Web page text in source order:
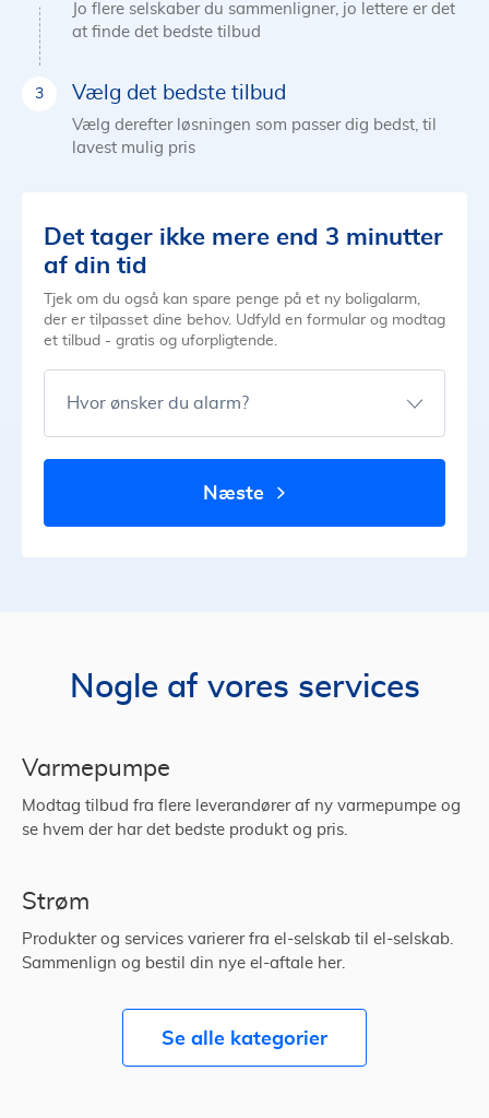
Jo flere selskaber du sammenligner, jo lettere er det
at finde det bedste tilbud
Vælg det bedste tilbud
Vælg derefter løsningen som passer dig bedst, til
lavest mulig pris
Det tager ikke mere end 3 minutter
af din tid
Tjek om du også kan spare penge på et ny boligalarm,
der er tilpasset dine behov. Udfyld en formular og modtag
et tilbud - gratis og uforpligtende.
Hvor ønsker du alarm?
næste
Nogle af vores services
Varmepumpe
Modtag tilbud fra flere leverandører af ny varmepumpe og
se hvem der har det bedste produkt og pris.
Strøm
Produkter og services varierer fra el-selskab til el-selskab.
Sammenlign og bestil din nye el-aftale her.
Se alle kategorier